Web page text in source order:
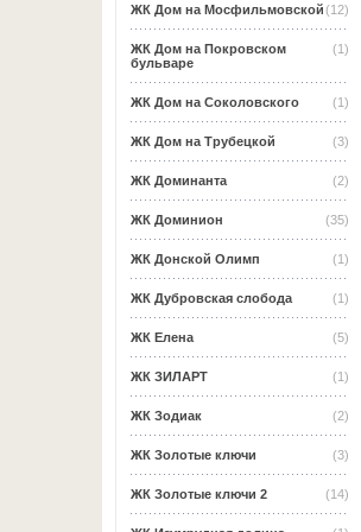
(12)
ЖК Дом на Мосфильмовской
(1)
ЖК Дом на Покровском
бульваре
(1)
ЖК Дом на Соколовского
(3)
ЖК Дом на Трубецкой
(2)
ЖК Доминанта
(35)
ЖК Доминион
(1)
ЖК Донской Олимп
(1)
ЖК Дубровская слобода
(5)
ЖК Елена
(1)
ЖК ЗИЛАРТ
(2)
ЖК Зодиак
(3)
ЖК Золотые ключи
(14)
ЖК Золотые ключи 2